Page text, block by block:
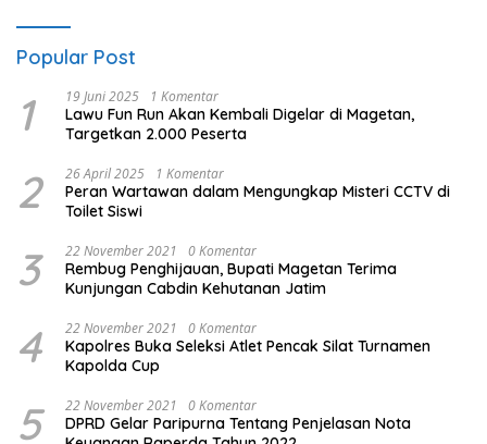
Popular Post
1 19 Juni 2025 1 Komentar
Lawu Fun Run Akan Kembali Digelar di Magetan,
Targetkan 2.000 Peserta
2 26 April 2025 1 Komentar
Peran Wartawan dalam Mengungkap Misteri CCTV di
Toilet Siswi
3 22 November 2021 0 Komentar
Rembug Penghijauan, Bupati Magetan Terima
Kunjungan Cabdin Kehutanan Jatim
4 22 November 2021 0 Komentar
Kapolres Buka Seleksi Atlet Pencak Silat Turnamen
Kapolda Cup
5 22 November 2021 0 Komentar
DPRD Gelar Paripurna Tentang Penjelasan Nota